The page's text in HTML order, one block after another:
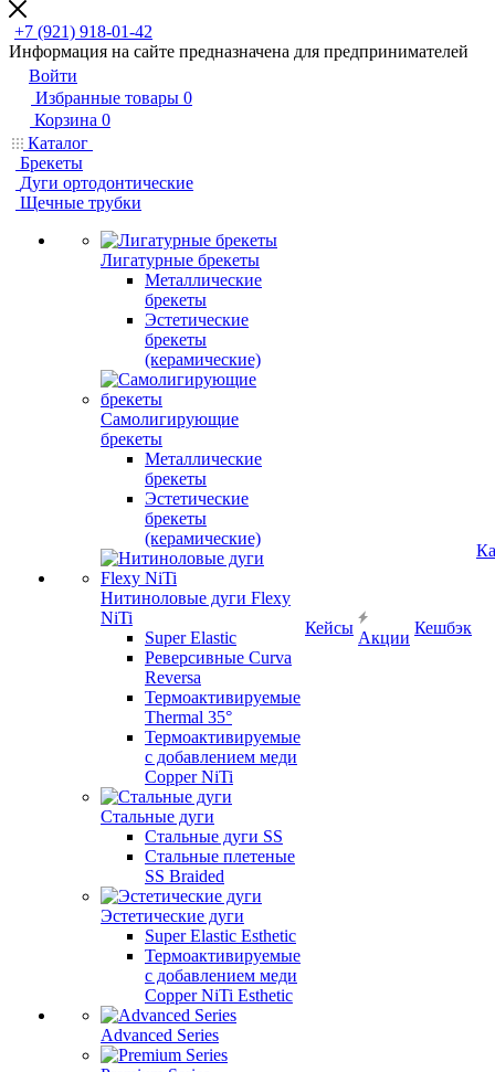
+7 (921) 918-01-42
Информация на сайте предназначена для предпринимателей
Войти
Избранные товары 0
Корзина 0
Каталог
Брекеты
Дуги ортодонтические
Щечные трубки
Лигатурные брекеты
Металлические
брекеты
Эстетические
брекеты
(керамические)
Самолигирующие
брекеты
Металлические
брекеты
Эстетические
брекеты
(керамические)
Нитиноловые дуги Flexy
NiTi
Super Elastic
Реверсивные Curva
Reversa
Термоактивируемые
Thermal 35°
Термоактивируемые
с добавлением меди
Copper NiTi
Стальные дуги
Стальные дуги SS
Стальные плетеные
SS Braided
Эстетические дуги
Super Elastic Esthetic
Термоактивируемые
с добавлением меди
Copper NiTi Esthetic
Advanced Series
Кейсы
Акции
Кешбэк